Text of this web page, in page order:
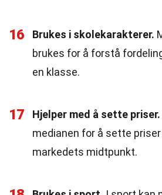
16 Brukes i skolekarakterer.
brukes for å forstå
en klasse.
17 Hjelper med å sette priser.
medianen for å sette
markedets midtpunkt.